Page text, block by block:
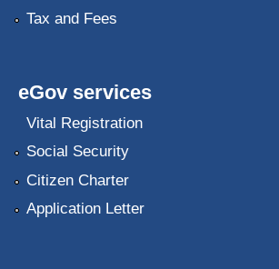
Tax and Fees
eGov services
Vital Registration
Social Security
Citizen Charter
Application Letter